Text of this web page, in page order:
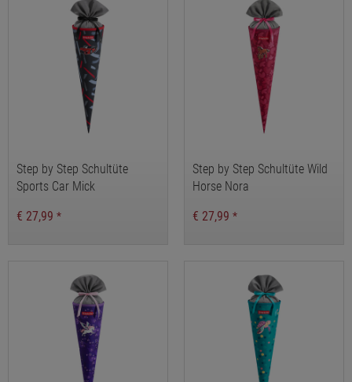
Step by Step Schultüte
Sports Car Mick
€ 27,99 *
Step by Step Schultüte Wild
Horse Nora
€ 27,99 *